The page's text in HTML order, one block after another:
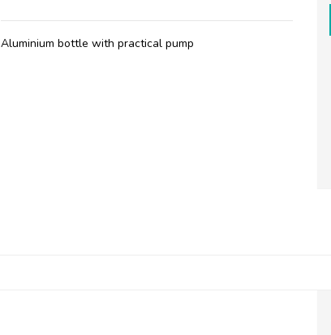
Aluminium bottle with practical pump